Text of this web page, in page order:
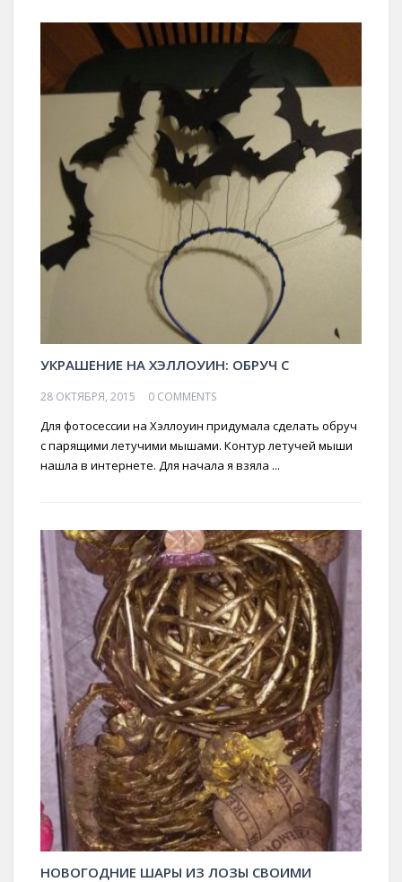
УКРАШЕНИЕ НА ХЭЛЛОУИН: ОБРУЧ С
28 ОКТЯБРЯ, 2015 0 COMMENTS
Для фотосессии на Хэллоуин придумала сделать обруч
с парящими летучими мышами. Контур летучей мыши
нашла в интернете. Для начала я взяла ...
НОВОГОДНИЕ ШАРЫ ИЗ ЛОЗЫ СВОИМИ